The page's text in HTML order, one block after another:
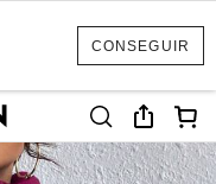
CONSEGUIR